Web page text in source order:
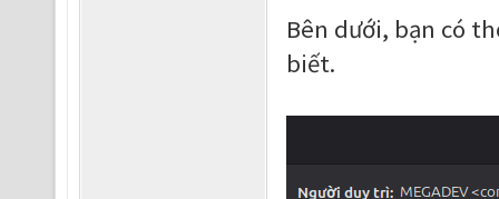
Bên dưới, bạn có
biết.